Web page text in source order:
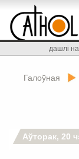
дашлі
Галоўная
Аўторак, 20